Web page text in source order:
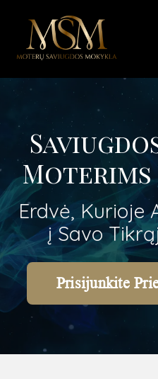
Erdvė, Kurioje
į Savo
Prisijunkite